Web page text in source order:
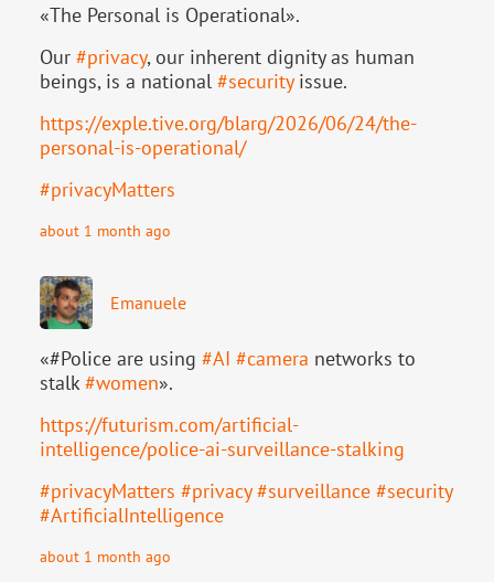
«The Personal is Operational».
Our #privacy, our inherent dignity as human
beings, is a national #securityissue.
https://exple.tive.org/blarg/2026/06/24/the-
personal-is-operational/
#privacyMatters
about 1 month ago
Emanuele
«#Police are using #AI #camera networks to
stalk#women».
https://futurism.com/artificial-
intelligence/police-ai-surveillance-stalking
#privacyMatters #privacy #surveillance #security
#ArtificialIntelligence
about 1 month ago